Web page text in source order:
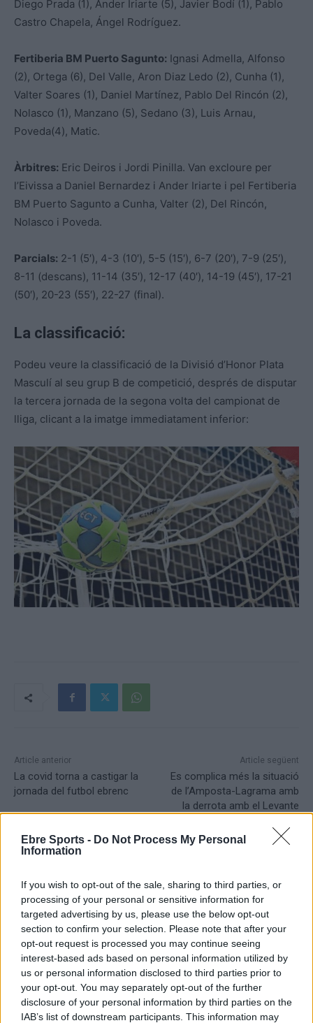
Ebre Sports - Do Not Process My Personal
Information
If you wish to opt-out of the sale, sharing to third parties, or
processing of your personal or sensitive information for
targeted advertising by us, please use the below opt-out
section to confirm your selection. Please note that after your
opt-out request is processed you may continue seeing
interest-based ads based on personal information utilized by
us or personal information disclosed to third parties prior to
your opt-out. You may separately opt-out of the further
disclosure of your personal information by third parties on the
IAB’s list of downstream participants. This information may
Diego Prada (1), Ander Iriarte (5), Javier Bodí (1), Pablo
Castro Chapela, Ángel Rodríguez.
Fertiberia BM Puerto Sagunto: Ignasi Admella, Alfonso
(2), Ortega (6), Del Valle, Aron Diaz Ledo (2), Cunha (1),
Valter Soares (1), Daniel Martínez, Pablo Del Rincón (2),
Nolasco (1), Manzano (5), Sedano (3), Luis Arnau,
Poveda(4), Matic.
Àrbitres: Eric Deiros i Jordi Pinilla. Van excloure per
l’Eivissa a Daniel Bernardez i Ander Iriarte i pel Fertiberia
BM Puerto Sagunto a Cunha, Valter (2), Del Rincón,
Nolasco i Poveda.
Parcials: 2-1 (5′), 4-3 (10′), 5-5 (15′), 6-7 (20′), 7-9 (25′),
8-11 (descans), 11-14 (35′), 12-17 (40′), 14-19 (45′), 17-21
(50′), 20-23 (55′), 22-27 (final).
La classificació:
Podeu veure la classificació de la Divisió d’Honor Plata
Masculí al seu grup B de competició, després de disputar
la tercera jornada de la segona volta del campionat de
lliga, clicant a la imatge immediatament inferior:
Article anterior
La covid torna a castigar la
jornada del futbol ebrenc
Article següent
Es complica més la situació
de l’Amposta-Lagrama amb
la derrota amb el Levante
Setmanari l'Ebre